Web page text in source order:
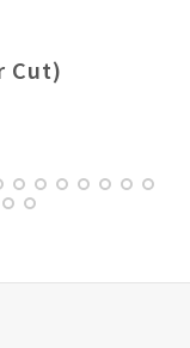
Cut)